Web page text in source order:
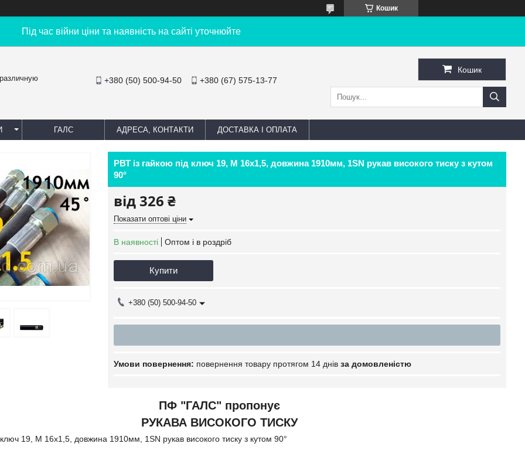
Кошик
Під час війни ціни та наявність на сайті уточнюйте
+380 (50) 500-94-50 +380 (67) 575-13-77
Кошик
ГАЛС АДРЕСА, КОНТАКТИ ДОСТАВКА І ОПЛАТА
РВТ із гайкою під ключ 19, М 16х1,5, довжина 1910мм, 1SN рукав високого тиску з кутом
90°
від 326 ₴
Показати оптові ціни
В наявності Оптом і в роздріб
Купити
+380 (50) 500-94-50
повернення товару протягом 14 днів за домовленістю
ПФ "ГАЛС" пропонує
РУКАВА ВИСОКОГО ТИСКУ
ключ 19, М 16х1,5, довжина 1910мм, 1SN рукав високого тиску з кутом 90°